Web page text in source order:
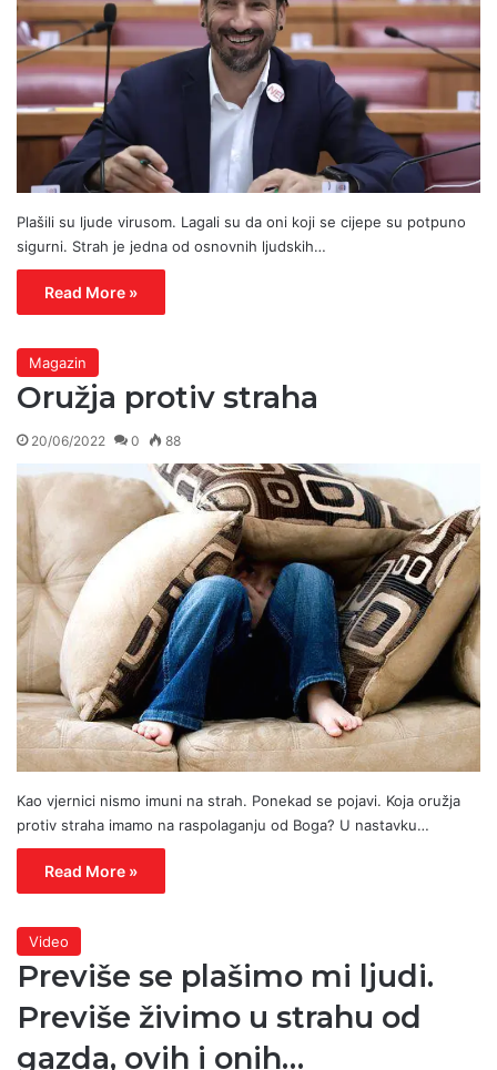
Plašili su ljude virusom. Lagali su da oni koji se cijepe su potpuno
sigurni. Strah je jedna od osnovnih ljudskih…
Read More »
Magazin
Oružja protiv straha
20/06/2022 0 88
Kao vjernici nismo imuni na strah. Ponekad se pojavi. Koja oružja
protiv straha imamo na raspolaganju od Boga? U nastavku…
Read More »
Video
Previše se plašimo mi ljudi.
Previše živimo u strahu od
gazda, ovih i onih…